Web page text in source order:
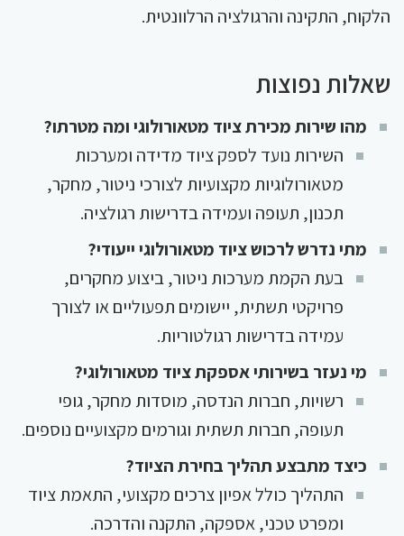
הלקוח, התקינה והרגולציה הרלוונטית.
שאלות נפוצות
מהו שירות מכירת ציוד מטאורולוגי ומה מטרתו?
השירות נועד לספק ציוד מדידה ומערכות
מטאורולוגיות מקצועיות לצורכי ניטור, מחקר,
תכנון, תעופה ועמידה בדרישות רגולציה.
מתי נדרש לרכוש ציוד מטאורולוגי ייעודי?
בעת הקמת מערכות ניטור, ביצוע מחקרים,
פרויקטי תשתית, יישומים תפעוליים או לצורך
עמידה בדרישות רגולטוריות.
מי נעזר בשירותי אספקת ציוד מטאורולוגי?
רשויות, חברות הנדסה, מוסדות מחקר, גופי
תעופה, חברות תשתית וגורמים מקצועיים נוספים.
כיצד מתבצע תהליך בחירת הציוד?
התהליך כולל אפיון צרכים מקצועי, התאמת ציוד
ומפרט טכני, אספקה, התקנה והדרכה.